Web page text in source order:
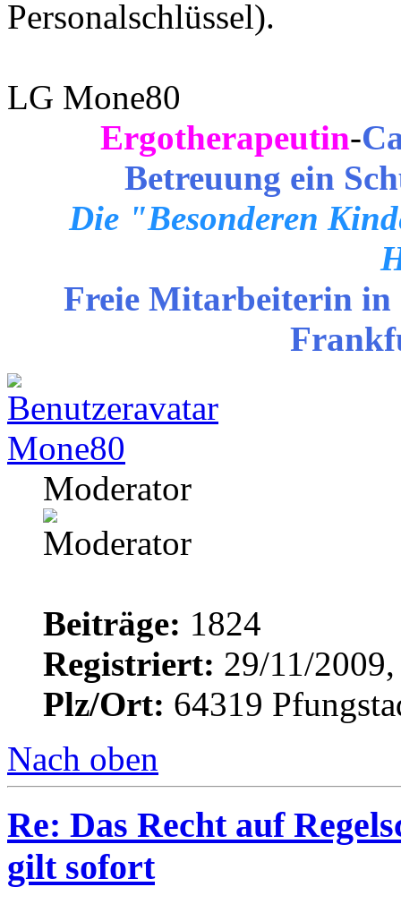
Personalschlüssel).
LG Mone80
Ergotherapeutin-
Betreuung ein
Die "Besonderen
Freie Mitarbeiterin in
Mone80
Moderator
Beiträge: 1824
Registriert: 29/11/
Plz/Ort: 64319
Nach oben
Re: Das Recht auf
gilt sofort